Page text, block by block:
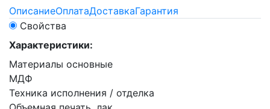
ОписаниеОплатаДоставкаГарантия
Свойства
Характеристики:
Материалы основные
МДФ
Техника исполнения / отделка